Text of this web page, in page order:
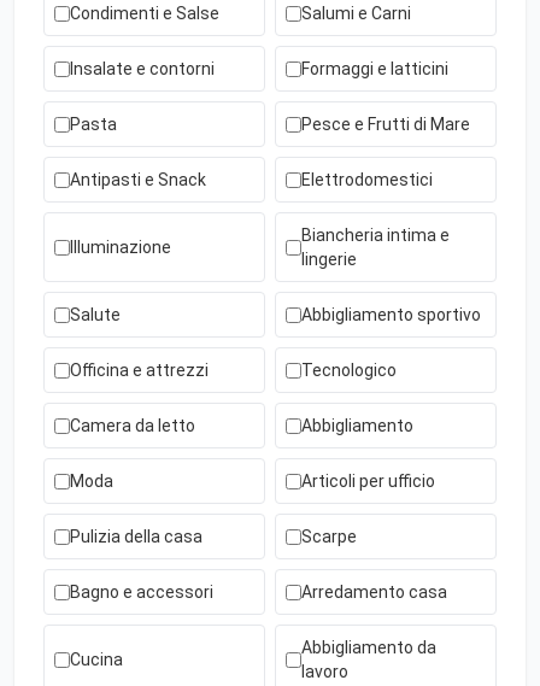
Condimenti e Salse Salumi e Carni
Insalate e contorni Formaggi e latticini
Pasta Pesce e Frutti di Mare
Antipasti e Snack Elettrodomestici
Illuminazione
Biancheria intima e
lingerie
Salute Abbigliamento sportivo
Officina e attrezzi Tecnologico
Camera da letto Abbigliamento
Moda Articoli per ufficio
Pulizia della casa Scarpe
Bagno e accessori Arredamento casa
Cucina
Abbigliamento da
lavoro